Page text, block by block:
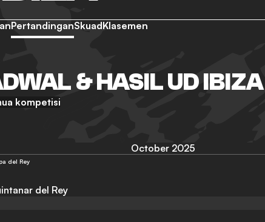
PertandinganSkuadKlasemen
& HASIL UD IBIZA
kompetisi
October 2025
del Rey
del Rey